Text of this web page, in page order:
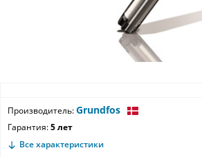
Производитель:Grundfos
Гарантия:5 лет
Все характеристики